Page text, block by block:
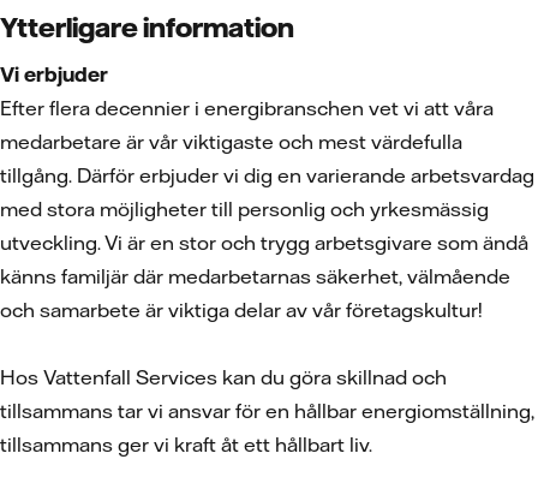
Ytterligare information
Vi erbjuder
Efter flera decennier i energibranschen vet vi att våra
medarbetare är vår viktigaste och mest värdefulla
tillgång. Därför erbjuder vi dig en varierande arbetsvardag
med stora möjligheter till personlig och yrkesmässig
utveckling. Vi är en stor och trygg arbetsgivare som ändå
känns familjär där medarbetarnas säkerhet, välmående
och samarbete är viktiga delar av vår företagskultur!
Hos Vattenfall Services kan du göra skillnad och
tillsammans tar vi ansvar för en hållbar energiomställning,
tillsammans ger vi kraft åt ett hållbart liv.